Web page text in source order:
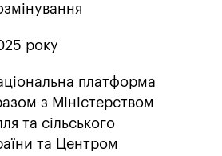
року
платформа
з Міністерством
та сільського
та Центром